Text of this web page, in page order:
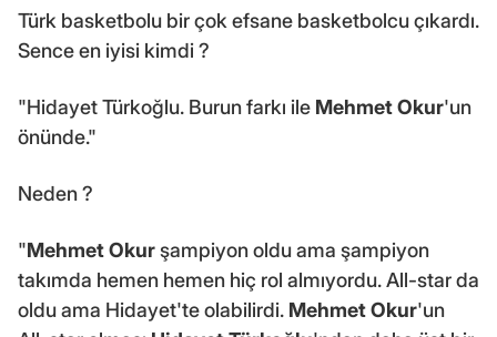
Türk basketbolu bir çok efsane basketbolcu çıkardı.
Sence en iyisi kimdi ?
"Hidayet Türkoğlu. Burun farkı ile Mehmet Okur'un
önünde."
Neden ?
"Mehmet Okurşampiyon oldu ama şampiyon
takımda hemen hemen hiç rol almıyordu. All-star da
oldu ama Hidayet'te olabilirdi. Mehmet Okur'un